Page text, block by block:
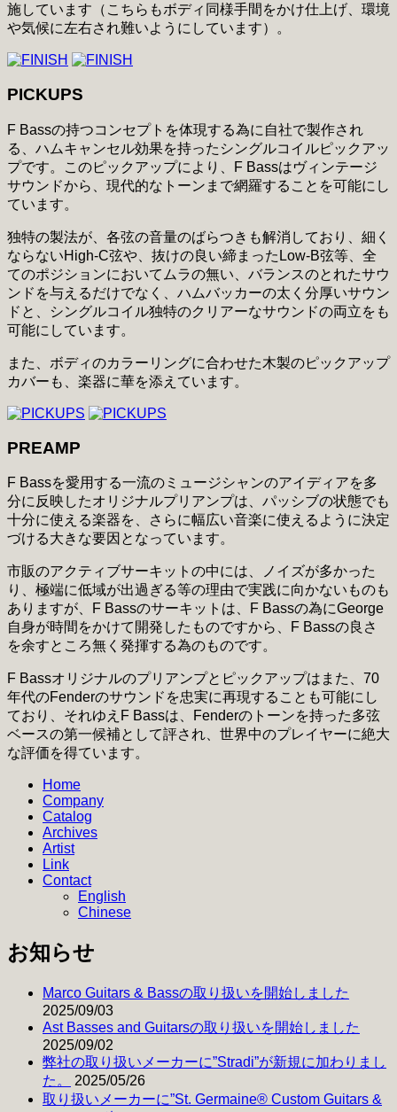
施しています（こちらもボディ同様手間をかけ仕上げ、環境
や気候に左右され難いようにしています）。
PICKUPS
F Bassの持つコンセプトを体現する為に自社で製作され
る、ハムキャンセル効果を持ったシングルコイルピックアッ
プです。このピックアップにより、F Bassはヴィンテージ
サウンドから、現代的なトーンまで網羅することを可能にし
ています。
独特の製法が、各弦の音量のばらつきも解消しており、細く
ならないHigh-C弦や、抜けの良い締まったLow-B弦等、全
てのポジションにおいてムラの無い、バランスのとれたサウ
ンドを与えるだけでなく、ハムバッカーの太く分厚いサウン
ドと、シングルコイル独特のクリアーなサウンドの両立をも
可能にしています。
また、ボディのカラーリングに合わせた木製のピックアップ
カバーも、楽器に華を添えています。
PREAMP
F Bassを愛用する一流のミュージシャンのアイディアを多
分に反映したオリジナルプリアンプは、パッシブの状態でも
十分に使える楽器を、さらに幅広い音楽に使えるように決定
づける大きな要因となっています。
市販のアクティブサーキットの中には、ノイズが多かった
り、極端に低域が出過ぎる等の理由で実践に向かないものも
ありますが、F Bassのサーキットは、F Bassの為にGeorge
自身が時間をかけて開発したものですから、F Bassの良さ
を余すところ無く発揮する為のものです。
F Bassオリジナルのプリアンプとピックアップはまた、70
年代のFenderのサウンドを忠実に再現することも可能にし
ており、それゆえF Bassは、Fenderのトーンを持った多弦
ベースの第一候補として評され、世界中のプレイヤーに絶大
な評価を得ています。
Home
Company
Catalog
Archives
Artist
Link
Contact
English
Chinese
お知らせ
Marco Guitars & Bassの取り扱いを開始しました
2025/09/03
Ast Basses and Guitarsの取り扱いを開始しました
2025/09/02
弊社の取り扱いメーカーに”Stradi”が新規に加わりまし
た。
2025/05/26
取り扱いメーカーに”St. Germaine® Custom Guitars &